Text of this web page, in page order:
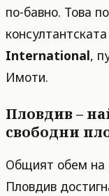
по-бавно. Това
International,
Имоти.
Пловдив –
свободни
Общият обем на
Пловдив